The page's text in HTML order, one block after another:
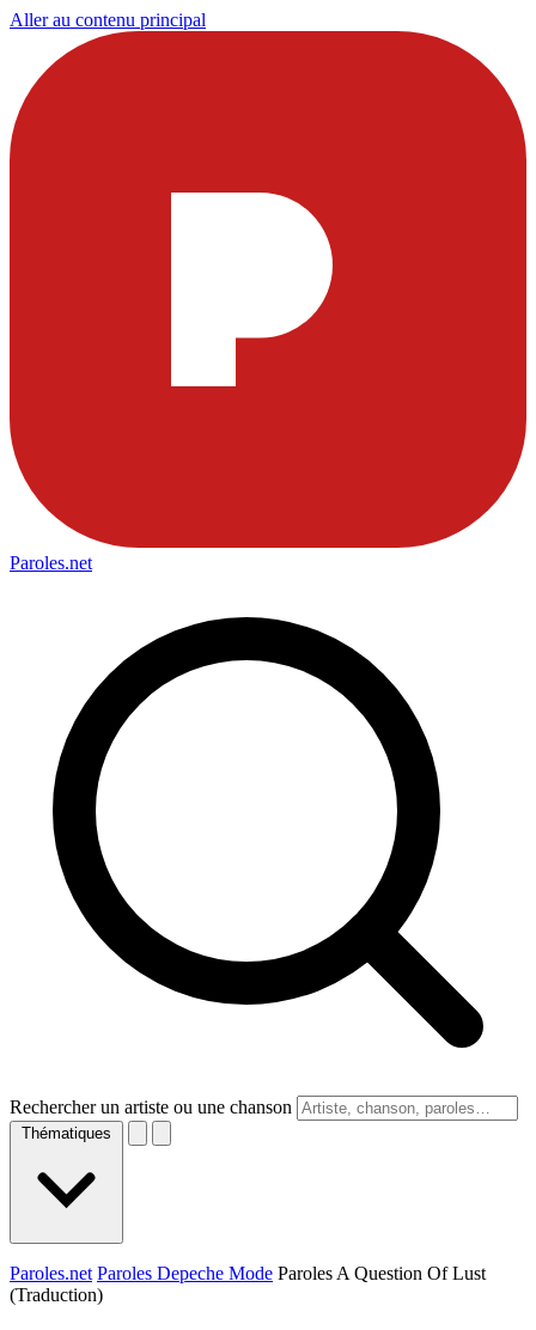
Aller au contenu principal
Paroles.net
Rechercher un artiste ou une chanson
Thématiques
Paroles.net Paroles Depeche Mode Paroles A Question Of Lust
(Traduction)